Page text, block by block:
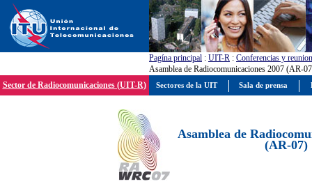
Pagína principal : UIT-R : Conferencias y
Asamblea de Radiocomunicaciones 2007 (AR-
Sector de Radiocomunicaciones (UIT-R)
Asamblea de
(AR-07)
Sectores de la UIT Sala de prensa